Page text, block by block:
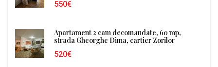
550€
Apartament 2 cam decomandate, 60 mp,
strada Gheorghe Dima, cartier Zorilor
520€